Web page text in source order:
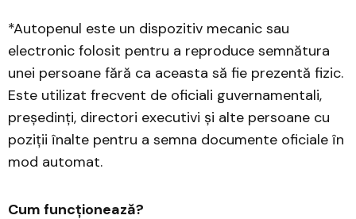
*Autopenul este un dispozitiv mecanic sau
electronic folosit pentru a reproduce semnătura
unei persoane fără ca aceasta să fie prezentă fizic.
Este utilizat frecvent de oficiali guvernamentali,
președinți, directori executivi și alte persoane cu
poziții înalte pentru a semna documente oficiale în
mod automat.
Cum funcționează?